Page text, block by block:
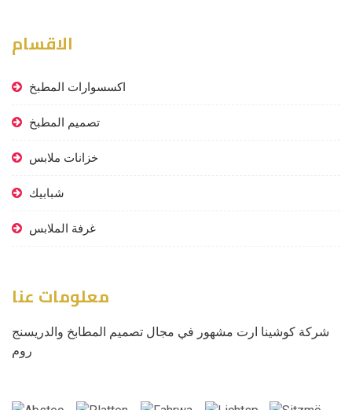
الاقسام
اكسسوارات المطبخ
تصميم المطبخ
خزانات ملابس
شبابيك
غرفة الملابس
معلومات عنا
شركة كوشينا ارت مشهور في مجال تصميم المطابخ والدريسنج
روم